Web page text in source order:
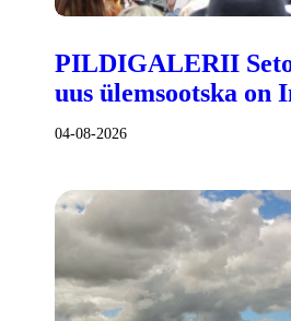
PILDIGALERII
uus ülemsootska on
04-08-2026